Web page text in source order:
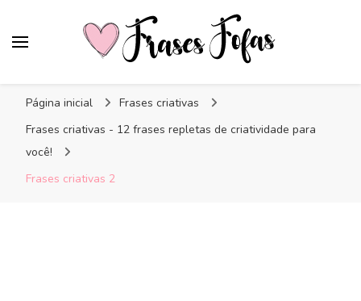
Página inicial
Frases criativas
Frases criativas - 12 frases repletas de criatividade para
você!
Frases criativas 2